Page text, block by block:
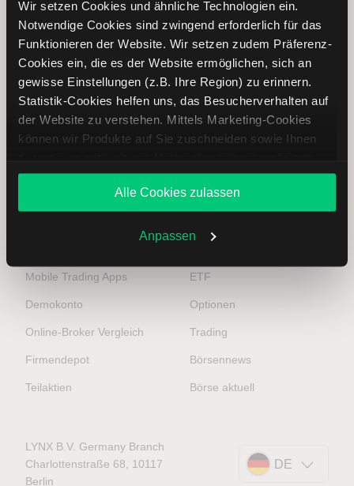
Wir setzen Cookies und ähnliche Technologien ein.
Notwendige Cookies sind zwingend erforderlich für das
Funktionieren der Website. Wir setzen zudem Präferenz-
Cookies ein, die es der Website ermöglichen, sich an
gewisse Einstellungen (z.B. Ihre Region) zu erinnern.
Statistik-Cookies helfen uns, das Besucherverhalten auf
der Website zu verstehen. Mittels Marketing-Cookies
können wir Produkte auf Sie zuschneiden sowie Ihnen
Angebote unterbreiten. Sie entscheiden, welche Cookies
Sie zulassen oder ablehnen. Ihre Entscheidung können
Sie jederzeit in denCookie-Einstellungenändern.
Weitere Infos auch in unsererDatenschutzerklärung
Alle Cookies zulassen
Anpassen
Anlageberatung. Sie sind jederzeit selbst für Ihre
Anlageentscheidungen verantwortlich. Anlegen ist riskant.
Ihr Verlust kann Ihre Einlage übersteigen. Ergebnisse der
Vergangenheit sind keine Garantie für zukünftige
Online-Broker
Mobile Trading Apps
Demokonto
Online-Broker Vergleich
Firmendepot
Teilaktien
Top-Seiten
Aktien Tipps
ETF
Optionen
Trading
Börsennews
Börse aktuell
LYNX B.V. Germany Branch
Charlottenstraße 68, 10117
Berlin
DE